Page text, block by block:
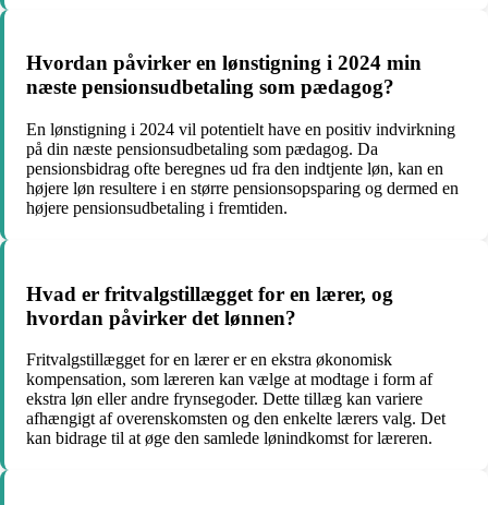
Hvordan påvirker en lønstigning i 2024 min
næste pensionsudbetaling som pædagog?
En lønstigning i 2024 vil potentielt have en positiv indvirkning
på din næste pensionsudbetaling som pædagog. Da
pensionsbidrag ofte beregnes ud fra den indtjente løn, kan en
højere løn resultere i en større pensionsopsparing og dermed en
højere pensionsudbetaling i fremtiden.
Hvad er fritvalgstillægget for en lærer, og
hvordan påvirker det lønnen?
Fritvalgstillægget for en lærer er en ekstra økonomisk
kompensation, som læreren kan vælge at modtage i form af
ekstra løn eller andre frynsegoder. Dette tillæg kan variere
afhængigt af overenskomsten og den enkelte lærers valg. Det
kan bidrage til at øge den samlede lønindkomst for læreren.